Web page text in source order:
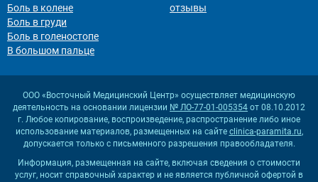
Боль в колене
Боль в груди
Боль в голеностопе
В большом пальце
отзывы
ООО «Восточный Медицинский Центр» осуществляет медицинскую
деятельность на основании лицензии № ЛО-77-01-005354 от 08.10.2012
г. Любое копирование, воспроизведение, распространение либо иное
использование материалов, размещенных на сайте clinica-paramita.ru,
допускается только с письменного разрешения правообладателя.
Информация, размещенная на сайте, включая сведения о стоимости
услуг, носит справочный характер и не является публичной офертой в